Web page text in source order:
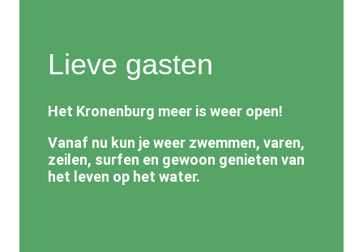
Lieve gasten
Het Kronenburg meer is weer open!
Vanaf nu kun je weer zwemmen, varen,
zeilen, surfen en gewoon genieten van
het leven op het water.